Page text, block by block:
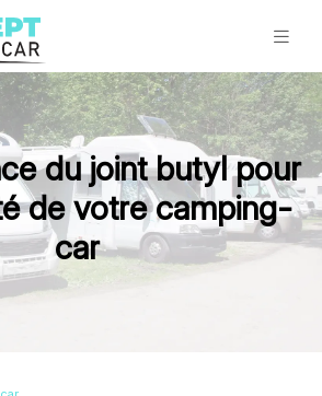
du joint butyl pour
de votre camping-
car